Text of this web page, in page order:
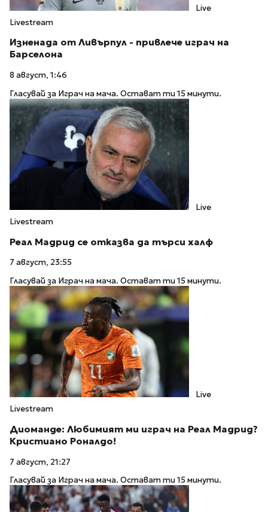
Live
Livestream
Изненада от Ливърпул - привлече играч на
Барселона
8 август, 1:46
Гласувай за Играч на мача. Остават ти 15 минути.
Live
Livestream
Реал Мадрид се отказва да търси халф
7 август, 23:55
Гласувай за Играч на мача. Остават ти 15 минути.
Live
Livestream
Диоманде: Любимият ми играч на Реал Мадрид?
Кристиано Роналдо!
7 август, 21:27
Гласувай за Играч на мача. Остават ти 15 минути.